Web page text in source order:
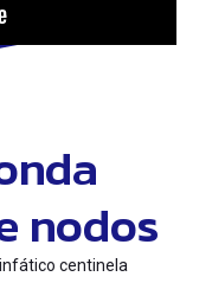
nodos
centinela